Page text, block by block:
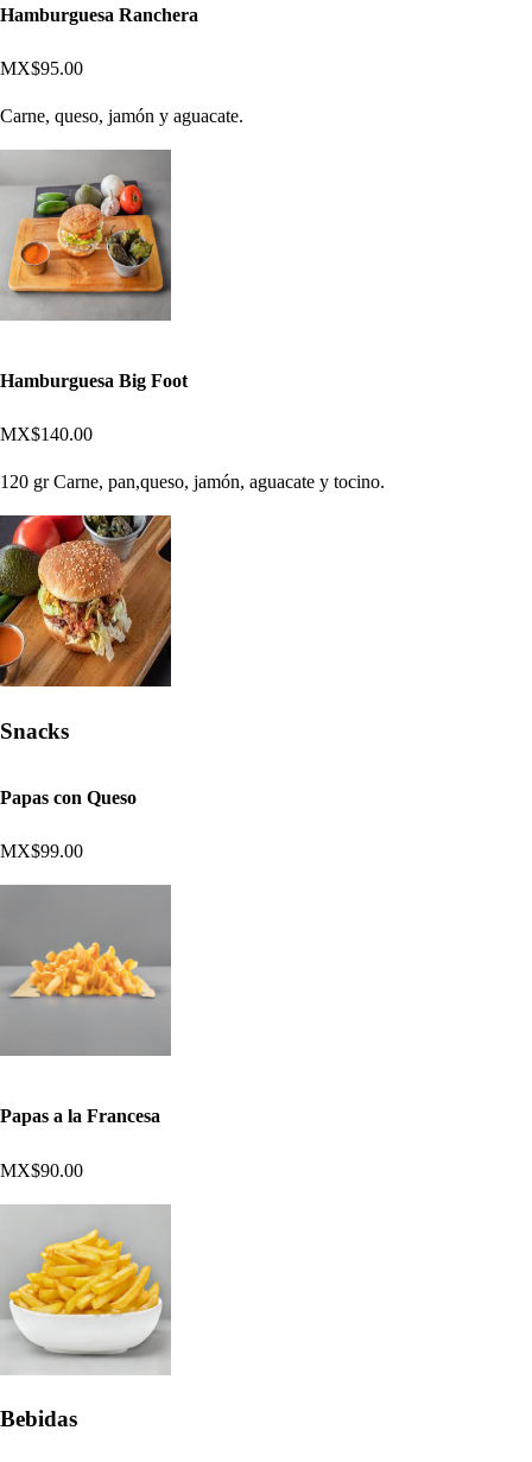
Hamburguesa Ranchera
MX$95.00
Carne, queso, jamón y aguacate.
Hamburguesa Big Foot
MX$140.00
120 gr Carne, pan,queso, jamón, aguacate y tocino.
Snacks
Papas con Queso
MX$99.00
Papas a la Francesa
MX$90.00
Bebidas